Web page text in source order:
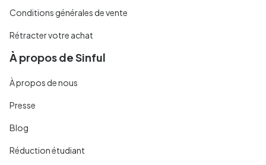
Conditions générales de vente
Rétracter votre achat
À propos de Sinful
À propos de nous
Presse
Blog
Réduction étudiant